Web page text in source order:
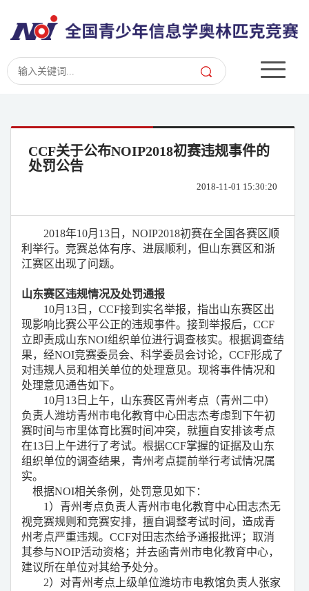
CCF关于公布NOIP2018初赛违规事件的
处罚公告
2018-11-01 15:30:20
2018年10月 13 日， NOIP2018初赛在全国各赛区顺
利举行。竞赛总体有序、进展顺利，但山东赛区和浙
江赛区出现了问题。
山东赛区违规情况及处罚通报
10月 13 日， CCF接到实名举报，指出山东赛区出
现影响比赛公平公正的违规事件。接到举报后， CCF
立即责成山东NOI组织单位进行调查核实。根据调查结
果，经NOI竞赛委员会、科学委员会讨论， CCF形成了
对违规人员和相关单位的处理意见。现将事件情况和
处理意见通告如下。
10月 13 日上午，山东赛区青州考点（青州二中）
负责人潍坊青州市电化教育中心田志杰考虑到下午初
赛时间与市里体育比赛时间冲突，就擅自安排该考点
在13 日上午进行了考试。根据CCF掌握的证据及山东
组织单位的调查结果，青州考点提前举行考试情况属
实。
根据NOI相关条例，处罚意见如下：
1 ）青州考点负责人青州市电化教育中心田志杰无
视竞赛规则和竞赛安排，擅自调整考试时间，造成青
州考点严重违规。 CCF对田志杰给予通报批评；取消
其参与NOIP活动资格；并去函青州市电化教育中心，
建议所在单位对其给予处分。
2）对青州考点上级单位潍坊市电教馆负责人张家